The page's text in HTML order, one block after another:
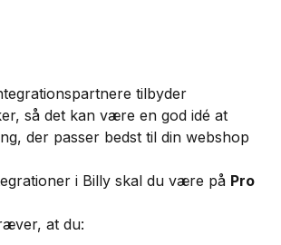
tilbyder
så det kan være en god idé at
der passer bedst til din webshop
i Billy skal du være på Pro
at du: